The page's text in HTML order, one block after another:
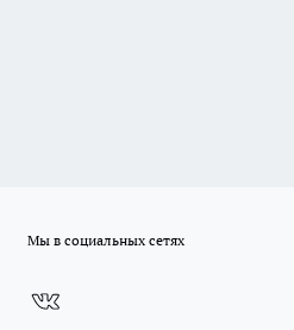
Мы в социальных сетях